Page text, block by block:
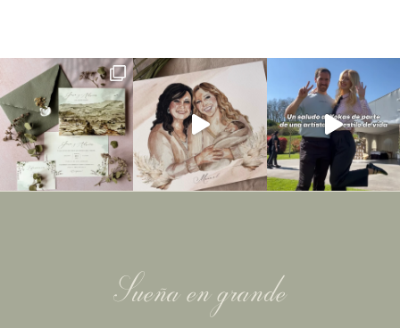
Sueña en grande